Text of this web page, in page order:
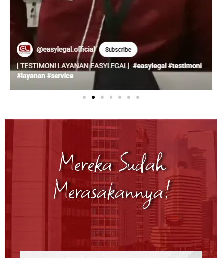
Mereka Sudah
Merasakannya!